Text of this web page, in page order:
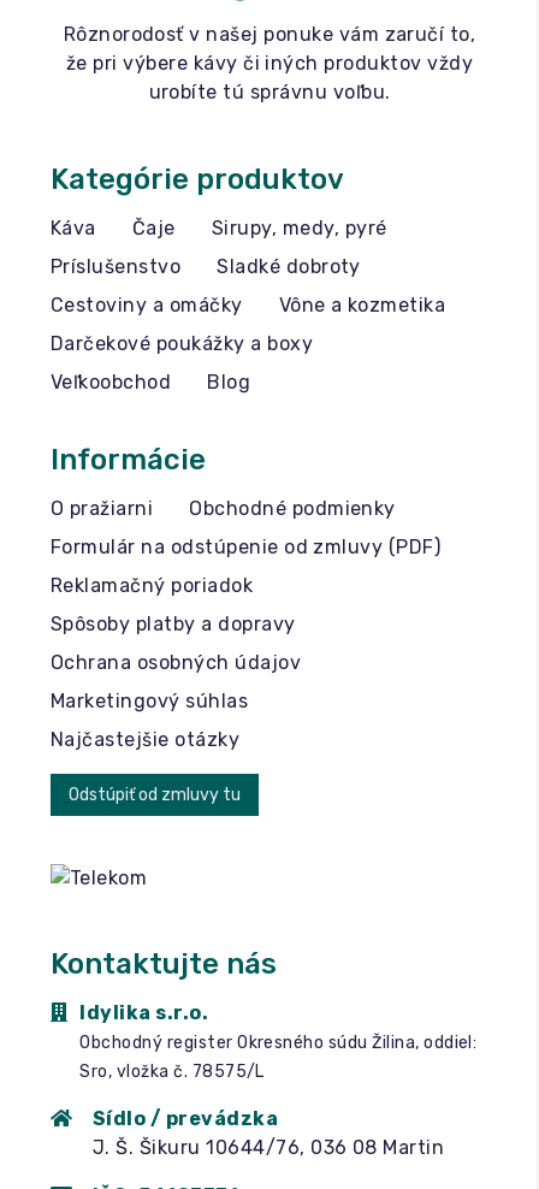
Rôznorodosť v našej ponuke vám zaručí to,
že pri výbere kávy či iných produktov vždy
urobíte tú správnu voľbu.
Kategórie produktov
Káva Čaje
Sirupy, medy, pyré
Príslušenstvo
Sladké dobroty
Cestoviny a omáčky
Vône a kozmetika
Darčekové poukážky a boxy
Veľkoobchod
Blog
Informácie
O pražiarni
Obchodné podmienky
Formulár na odstúpenie od zmluvy (PDF)
Reklamačný poriadok
Spôsoby platby a dopravy
Ochrana osobných údajov
Marketingový súhlas
Najčastejšie otázky
Odstúpiť od zmluvy tu
Kontaktujte nás
Idylika s.r.o.
Obchodný register Okresného súdu Žilina, oddiel:
Sro, vložka č. 78575/L
Sídlo / prevádzka
J. Š. Šikuru 10644/76, 036 08 Martin